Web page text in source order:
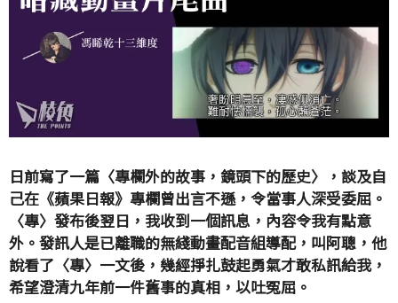
日前寫了一篇〈專欄外的故事，鏡頭下的歷史〉，談及自
己在《蘋果日報》專欄曾出言不遜，令當事人深受委屈。
〈專〉發布後翌日，我收到一個訊息，內容令我有點意
外。發訊人是已離職的無綫動畫配音組導配，叫阿聰，他
說看了〈專〉一文後，幾經掙扎鼓起勇氣才敢私訊給我，
希望澄清九年前一件舊事的真相，以吐冤屈。